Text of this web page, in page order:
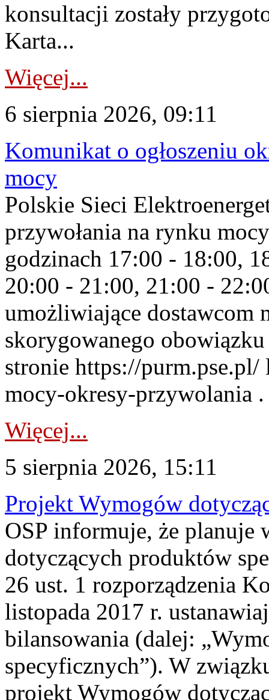
konsultacji zostały
Karta...
Więcej...
6 sierpnia 2026, 09:11
Komunikat o ogłoszeniu
mocy
Polskie Sieci
przywołania na rynku
godzinach 17:00 - 18:00,
20:00 - 21:00, 21:00 -
umożliwiające dostawcom
skorygowanego
stronie https://
mocy-okresy-przywolania
Więcej...
5 sierpnia 2026, 15:11
Projekt Wymogów
OSP informuje, że planuje
dotyczących produktów
26 ust. 1 rozporządzenia
listopada 2017 r.
bilansowania (dalej:
specyficznych”). W
projekt Wymogów